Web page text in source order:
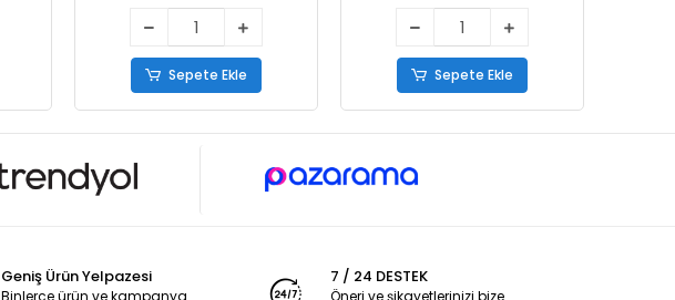
Sepete Ekle Sepete Ekle
Geniş Ürün Yelpazesi 7 / 24 DESTEK